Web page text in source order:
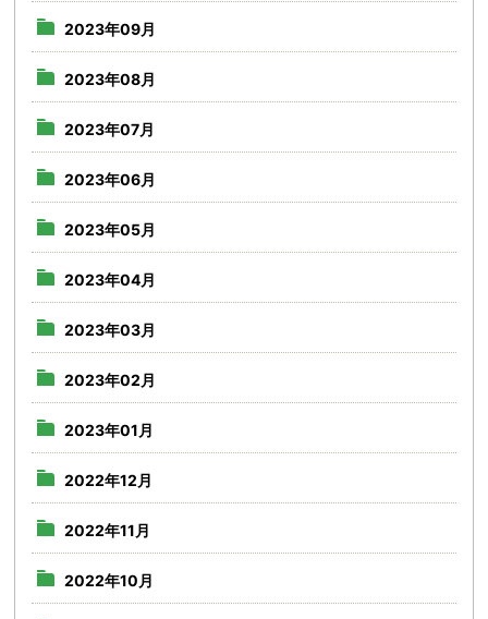
2023年09月
2023年08月
2023年07月
2023年06月
2023年05月
2023年04月
2023年03月
2023年02月
2023年01月
2022年12月
2022年11月
2022年10月